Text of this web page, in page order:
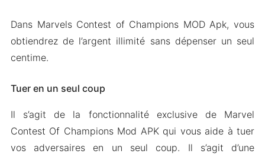
Dans Marvels Contest of Champions MOD Apk, vous
obtiendrez de l’argent illimité sans dépenser un seul
centime.
Tuer en un seul coup
Il s’agit de la fonctionnalité exclusive de Marvel
Contest Of Champions Mod APK qui vous aide à tuer
vos adversaires en un seul coup. Il s’agit d’une